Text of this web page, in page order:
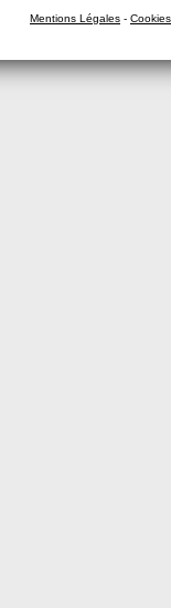
Mentions Légales - Cookies